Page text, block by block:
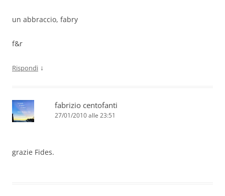
un abbraccio, fabry
f&r
Rispondi ↓
fabrizio centofanti
27/01/2010 alle 23:51
grazie Fides.